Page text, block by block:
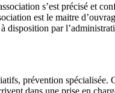
s’est précisé et
est le maitre
disposition par
prévention spécialisée.
dans une prise en